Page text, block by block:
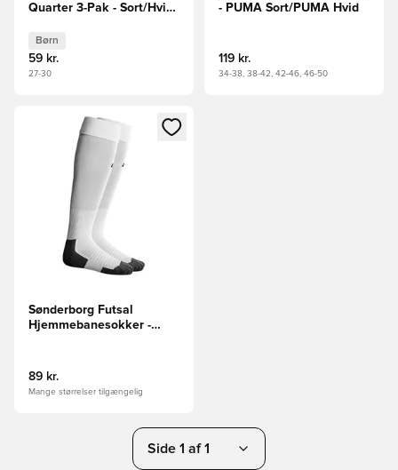
Quarter 3-Pak - Sort/Hvid
Børn
59 kr.
27-30
- PUMA Sort/PUMA Hvid
119 kr.
34-38, 38-42, 42-46, 46-50
Åbner en Modal til at logge ind eller tilmelde dig som
Sønderborg Futsal
Hjemmebanesokker -
89 kr.
Mange størrelser tilgængelig
Side 1 af 1